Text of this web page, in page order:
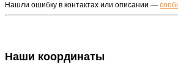
Нашли ошибку в контактах или описании —
Наши координаты